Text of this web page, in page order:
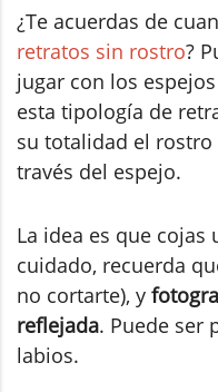
¿Te acuerdas de
retratos sin rostro?
jugar con los
esta tipología de
su totalidad el
través del espejo.
La idea es que cojas
cuidado, recuerda
no cortarte), y
reflejada. Puede ser
labios.